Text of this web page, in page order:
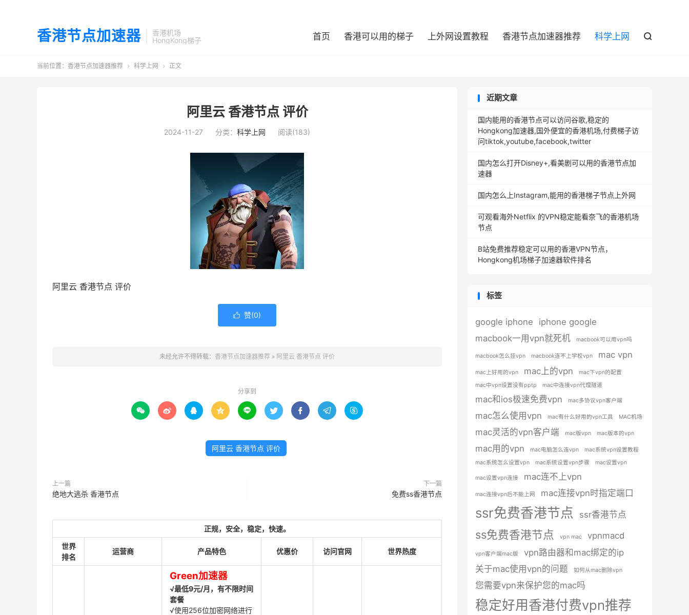
香港节点加速器
香港机场
HongKong梯子
首页 香港可以用的梯子 上外网设置教程 香港节点加速器推荐 科学上网 
当前位置： 香港节点加速器推荐  科学上网  正文
阿里云 香港节点 评价
2024-11-27 分类： 科学上网 阅读(183)
阿里云 香港节点 评价
 赞(0)
未经允许不得转载： 香港节点加速器推荐 » 阿里云 香港节点 评价
分享到
        
阿里云 香港节点 评价
上一篇
绝地大逃杀 香港节点
下一篇
免费ss香港节点
正规，安全，稳定，快速。
世界
排名
运营商 产品特色 优惠价 访问官网 世界热度
Green加速器
√最低9元/月，有不限时间
套餐
√使用256位加密网络进行
近期文章
国内能用的香港节点可以访问谷歌,稳定的
Hongkong加速器,国外便宜的香港机场,付费梯子访
问tiktok,youtube,facebook,twitter
国内怎么打开Disney+,看美剧可以用的香港节点加
速器
国内怎么上Instagram,能用的香港梯子节点上外网
可观看海外Netflix 的VPN稳定能看奈飞的香港机场
节点
B站免费推荐稳定可以用的香港VPN节点，
Hongkong机场梯子加速器软件排名
标签
google iphone
iphone google
macbook一用vpn就死机
macbook可以用vpn吗
macbook怎么挂vpn macbook连不上学校vpn mac vpn
mac上好用的vpn mac上的vpn
mac下vpn的配置
mac中vpn设置没有pptp
mac中连接vpn代理隧道
mac和ios极速免费vpn mac多协议vpn客户端
mac怎么使用vpn mac有什么好用的vpn工具 MAC机场
mac灵活的vpn客户端 mac版vpn mac版本的vpn
mac用的vpn mac电脑怎么连vpn
mac系统vpn设置教程
mac系统怎么设置vpn
mac系统设置vpn步骤 mac设置vpn
mac设置vpn连接 mac连不上vpn
mac连接vpn后不能上网 mac连接vpn时指定端口
ssr免费香港节点 ssr香港节点
ss免费香港节点 vpn mac vpnmacd
vpn客户端mac版
vpn路由器和mac绑定的ip
关于mac使用vpn的问题
如何从mac删除vpn
您需要vpn来保护您的mac吗
稳定好用香港付费vpn推荐